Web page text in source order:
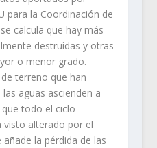
para la Coordinación de
calcula que hay más
destruidas y otras
o menor grado.
terreno que han
aguas ascienden a
todo el ciclo
visto alterado por el
la pérdida de las